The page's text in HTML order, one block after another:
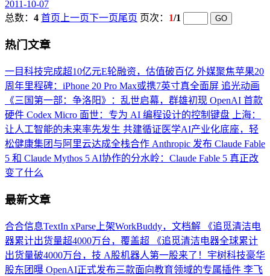
2011-10-07
总数： 4 首页 上一页下一页尾页 页次： 1/1
热门文章
一目科技完成超10亿元E轮融资，估值破百亿 外媒聚焦苹果20
周年里程碑：iPhone 20 Pro Max或携7英寸真全面屏 追光动画
《三国第一部：争洛阳》：乱世启幕，群雄初现 OpenAI 首款
硬件 Codex Micro 面世：专为 AI 编程设计的控制键盘
上海：
让人工智能的未来率先发生 共建循证医学AI产业化底座，轻
松健康集团与阿里云达成全栈合作 Anthropic 发布 Claude Fable
5 和 Claude Mythos 5 AI协作的分水岭：Claude Fable 5 真正改
变了什么
最新文章
合合信息TextIn xParse上架WorkBuddy，文档解
《追觅清洁电
器累计出货量超4000万台，覆盖超
《追觅清洁电器全球累计
出货量破4000万台，技 A股机器人第一股来了！宇树科技豪华
股东团曝 OpenAI正式发布三款面向教育领域的专属插件 李飞